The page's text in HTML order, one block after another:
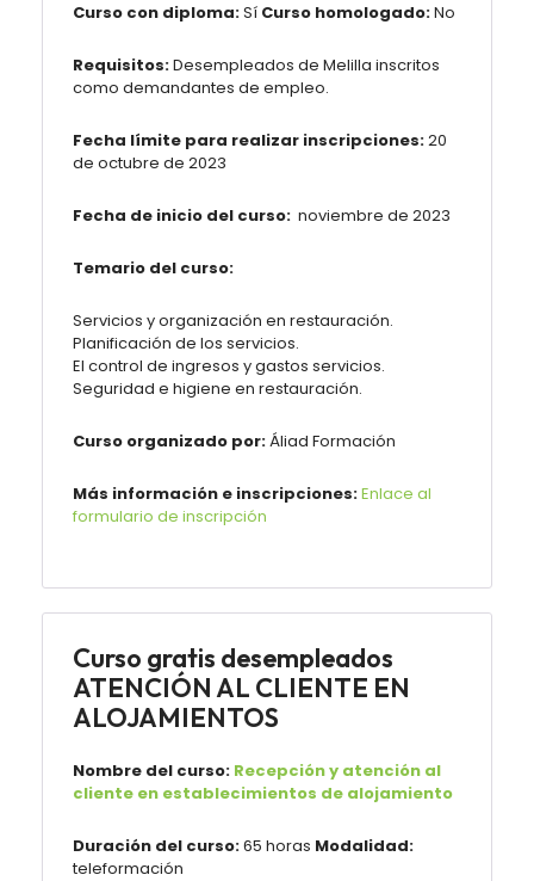
Curso con diploma:Sí Curso homologado:No
Requisitos:Desempleados de Melilla inscritos
como demandantes de empleo.
Fecha límite para realizar inscripciones:20
de octubre de 2023
Fecha de inicio del curso: noviembre de 2023
Temario del curso:
Servicios y organización en restauración.
Planificación de los servicios.
El control de ingresos y gastos servicios.
Seguridad e higiene en restauración.
Curso organizado por:Áliad Formación
Más información e inscripciones:Enlace al
formulario de inscripción
Curso gratis desempleados
ATENCIÓN AL CLIENTE EN
ALOJAMIENTOS
Nombre del curso: Recepción y atención al
cliente en establecimientos de alojamiento
Duración del curso:65 horas Modalidad:
teleformación